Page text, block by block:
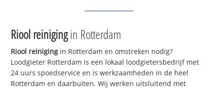
Riool reinigingin Rotterdam
Riool reiniging in Rotterdam en omstreken nodig?
Loodgieter Rotterdam is een lokaal loodgietersbedrijf met
24 uurs spoedservice en is werkzaamheden in de heel
Rotterdam en daarbuiten. Wij werken uitsluitend met